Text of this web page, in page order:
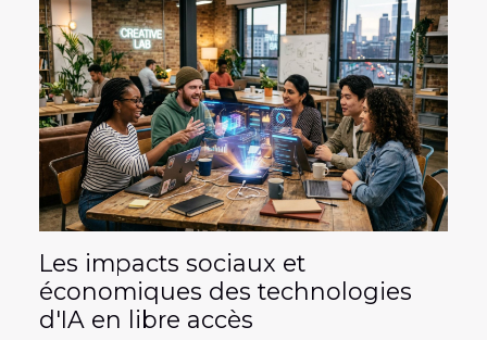
Les impacts sociaux et
économiques des technologies
d'IA en libre accès